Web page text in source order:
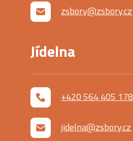
zsbory@zsbory.cz
Jídelna
+420 564 405 178
jidelna@zsbory.cz